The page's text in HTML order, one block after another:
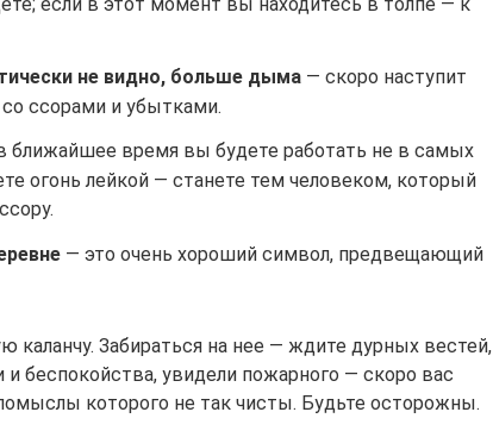
не видно, больше дыма — скоро наступит
со ссорами и убытками.
ближайшее время вы будете работать не в самых
огонь лейкой — станете тем человеком, который
— это очень хороший символ, предвещающий
каланчу. Забираться на нее — ждите дурных вестей,
и беспокойства, увидели пожарного — скоро вас
которого не так чисты. Будьте осторожны.